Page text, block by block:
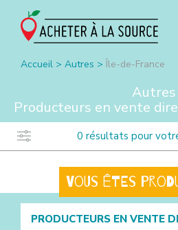
Accueil > Autres >Île-de-France
Autres
Producteurs en vente
0 résultats pour
Vous êtes
PRODUCTEURS EN VENTE